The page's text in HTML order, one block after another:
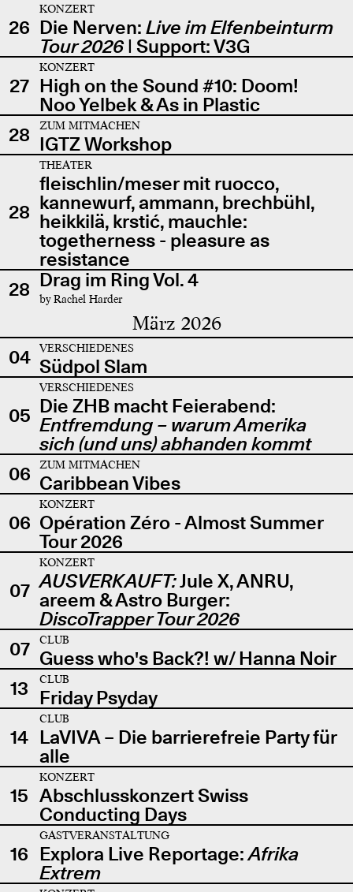
26
KONZERT
Die Nerven: Live im Elfenbeinturm
Tour 2026| Support: V3G
27
KONZERT
High on the Sound #10: Doom!
Noo Yelbek & As in Plastic
28
ZUM MITMACHEN
IGTZ Workshop
28
THEATER
fleischlin/meser mit ruocco,
kannewurf, ammann, brechbühl,
heikkilä, krstić, mauchle:
togetherness - pleasure as
resistance
28 Drag im Ring Vol. 4
by Rachel Harder
März 2026
04 VERSCHIEDENES
Südpol Slam
05
VERSCHIEDENES
Die ZHB macht Feierabend:
Entfremdung – warum Amerika
sich (und uns) abhanden kommt
06
ZUM MITMACHEN
Caribbean Vibes
06
KONZERT
Opération Zéro - Almost Summer
Tour 2026
07
KONZERT
AUSVERKAUFT:Jule X, ANRU,
areem & Astro Burger:
DiscoTrapper Tour 2026
07
CLUB
Guess who's Back?! w/ Hanna Noir
13
CLUB
Friday Psyday
14
CLUB
LaVIVA – Die barrierefreie Party für
alle
15
KONZERT
Abschlusskonzert Swiss
Conducting Days
16
GASTVERANSTALTUNG
Explora Live Reportage:Afrika
Extrem